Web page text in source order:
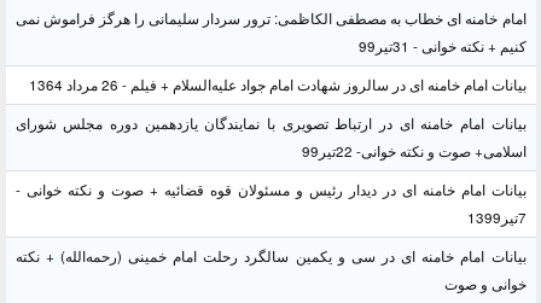
امام خامنه ای خطاب به مصطفی الکاظمی: ترور سردار سلیمانی را هرگز فراموش نمی
کنیم + نکته خوانی - 31تیر99
بیانات امام خامنه ای در سالروز شهادت امام جواد علیه‌السلام + فیلم - 26 مرداد 1364
بیانات امام خامنه ای در ارتباط تصویری با نمایندگان یازدهمین دوره مجلس شورای
اسلامی+ صوت و نکته خوانی- 22تیر99
بیانات امام خامنه ای در دیدار رئیس و مسئولان قوه قضائیه + صوت و نکته خوانی -
7تیر1399
بیانات امام خامنه ای در سی و یکمین سالگرد رحلت امام خمینی (رحمه‌الله) + نکته
خوانی و صوت